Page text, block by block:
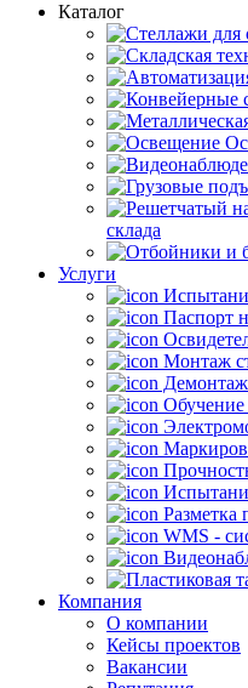
Каталог
склада
Услуги
Паспорт
Монтаж
Разметка
WMS -
Компания
О компании
Кейсы проектов
Вакансии